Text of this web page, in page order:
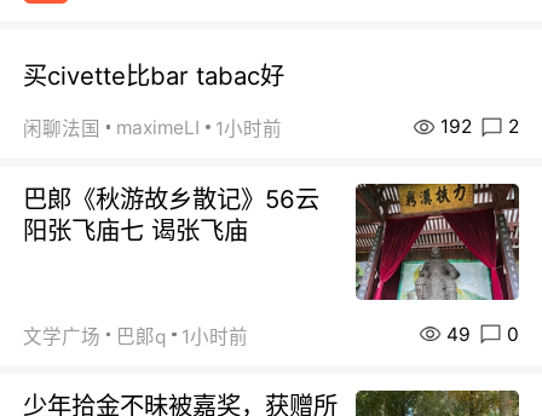
买civette比bar tabac好
闲聊法国 maximeLI 1小时前 192 2
巴郞《秋游故乡散记》56云
阳张飞庙七 谒张飞庙
文学广场 巴郞q 1小时前 49 0
少年拾金不昧被嘉奖，获赠所